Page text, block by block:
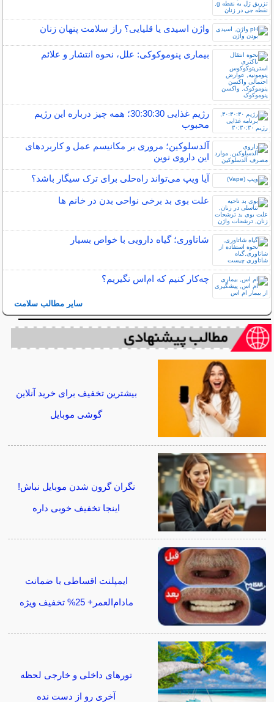
واژن اسیدی یا قلیایی؟ راز سلامت پنهان زنان
بیماری پنوموکوکی: علل، نحوه انتشار و علائم
رژیم غذایی 30:30:30؛ همه چیز درباره این رژیم
محبوب
آلدسلوکین؛ مروری بر مکانیسم عمل و کاربردهای
این داروی نوین
آیا ویپ می‌تواند راه‌حلی برای ترک سیگار باشد؟
علت بوی بد برخی نواحی بدن در خانم ها
شاتاوری؛ گیاه دارویی با خواص بسیار
چه‌كار كنيم كه ام‌اس نگيريم؟
سایر مطالب سلامت
بیشترین تخفیف برای خرید آنلاین
گوشی موبایل
نگران گرون شدن موبایل نباش!
اینجا تخفیف خوبی داره
ایمپلنت اقساطی با ضمانت
مادام‌العمر+ 25% تخفیف ویژه
تورهای داخلی و خارجی لحظه
آخری رو از دست نده